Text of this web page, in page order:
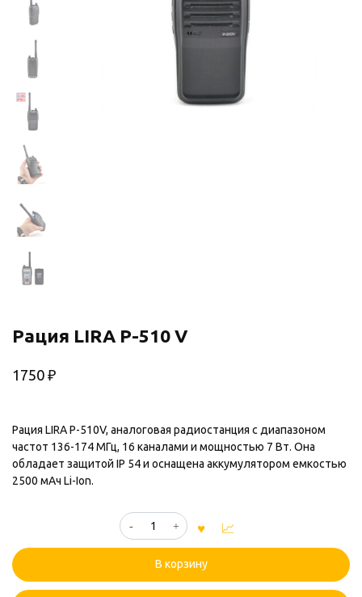
Рация LIRA P-510 V
1750 ₽
Рация LIRA P-510V, аналоговая радиостанция с диапазоном
частот 136-174 МГц, 16 каналами и мощностью 7 Вт. Она
обладает защитой IP 54 и оснащена аккумулятором емкостью
2500 мАч Li-Ion.
Количество
товара
P-
В корзину